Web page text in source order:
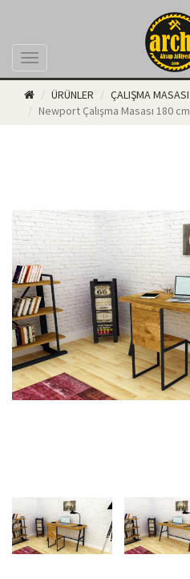
Menü
ÜRÜNLER
ÇALIŞMA MASASI
Newport Çalışma Masası 180 cm